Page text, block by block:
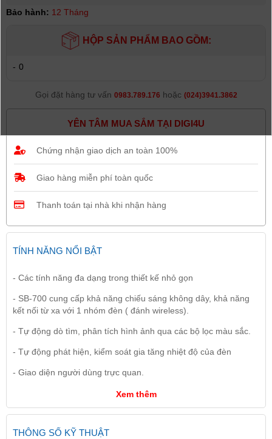
Bảo hành: 12 Tháng
HỘP SẢN PHẨM BAO GỒM:
- 0
Gọi đặt hàng tư vấn 0983.789.176 hoặc (024)3941.3862
YÊN TÂM MUA SẮM TẠI DIGI4U
Chứng nhận giao dịch an toàn 100%
Giao hàng miễn phí toàn quốc
Thanh toán tại nhà khi nhận hàng
TÍNH NĂNG NỔI BẬT
- Các tính năng đa dạng trong thiết kế nhỏ gọn
- SB-700 cung cấp khả năng chiếu sáng không dây, khả năng
kết nối từ xa với 1 nhóm đèn ( đánh wireless).
- Tự động dò tìm, phân tích hình ảnh qua các bộ lọc màu sắc.
- Tự động phát hiện, kiểm soát gia tăng nhiệt độ của đèn
- Giao diện người dùng trực quan.
Xem thêm
THÔNG SỐ KỸ THUẬT